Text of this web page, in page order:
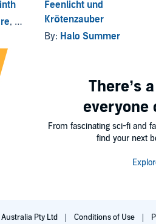
, and others
Feenlicht und
Krötenzauber
By: Halo Summer
There’s
everyone
From fascinating sci-fi and
find your next
Pty Ltd Conditions of Use